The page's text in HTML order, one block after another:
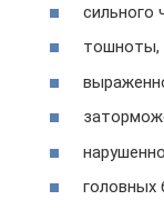
сильного
тошноты,
головных